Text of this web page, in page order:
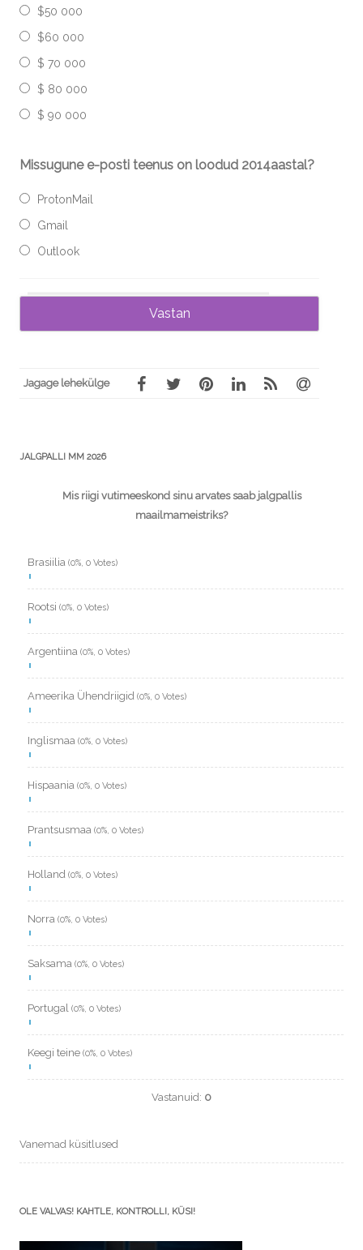
$50 000
$60 000
$ 70 000
$ 80 000
$ 90 000
Missugune e-posti teenus on loodud 2014aastal?
ProtonMail
Gmail
Outlook
Jagage lehekülge
JALGPALLI MM 2026
Mis riigi vutimeeskond sinu arvates saab jalgpallis
maailmameistriks?
Brasiilia (0%, 0 Votes)
Rootsi (0%, 0 Votes)
Argentiina (0%, 0 Votes)
Ameerika Ühendriigid (0%, 0 Votes)
Inglismaa (0%, 0 Votes)
Hispaania (0%, 0 Votes)
Prantsusmaa (0%, 0 Votes)
Holland (0%, 0 Votes)
Norra (0%, 0 Votes)
Saksama (0%, 0 Votes)
Portugal (0%, 0 Votes)
Keegi teine (0%, 0 Votes)
Vastanuid: 0
Vanemad küsitlused
OLE VALVAS! KAHTLE, KONTROLLI, KÜSI!